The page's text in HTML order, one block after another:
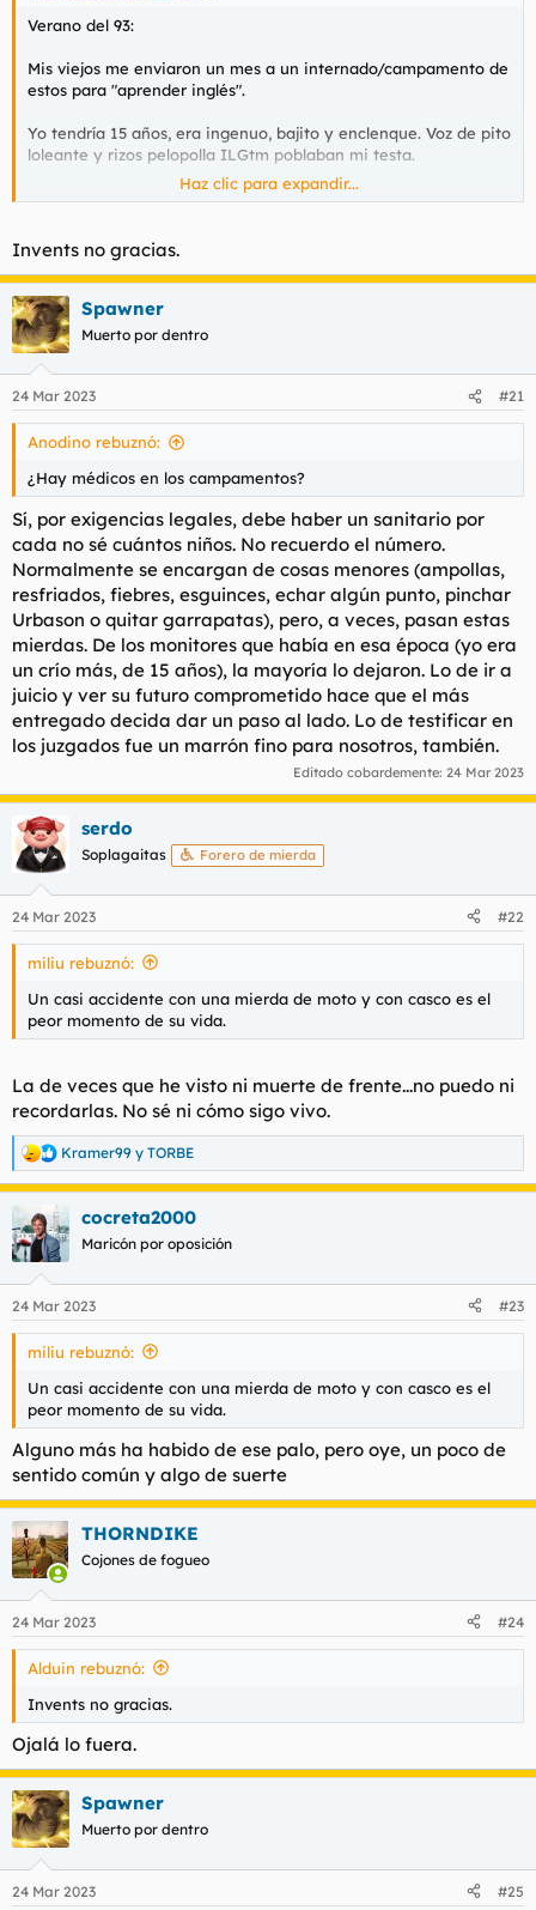
Verano del 93:
Mis viejos me enviaron un mes a un internado/campamento de
estos para "aprender inglés".
Yo tendría 15 años, era ingenuo, bajito y enclenque. Voz de pito
loleante y rizos pelopolla ILGtm poblaban mi testa.
El TARGET PERFECTO para bullies.
Los dormitorios eran individuales y se distribuían a lo largo de
un pasillo con infinidad de sucesivas puertas para cada
respectivo aposento.
Una noche, no podría decir a qué hora de la madrugada,
despierto porque percibo movimientos furtivos en el pasillo,
risitas contenidas y carrerillas de aquí para allá rondando mi
puerta.
Eran muchos.
Continuará....
Haz clic para expandir...
Invents no gracias.
Spawner
Muerto por dentro
24 Mar 2023 #21
Anodino rebuznó:
¿Hay médicos en los campamentos?
Sí, por exigencias legales, debe haber un sanitario por
cada no sé cuántos niños. No recuerdo el número.
Normalmente se encargan de cosas menores (ampollas,
resfriados, fiebres, esguinces, echar algún punto, pinchar
Urbason o quitar garrapatas), pero, a veces, pasan estas
mierdas. De los monitores que había en esa época (yo era
un crío más, de 15 años), la mayoría lo dejaron. Lo de ir a
juicio y ver su futuro comprometido hace que el más
entregado decida dar un paso al lado. Lo de testificar en
los juzgados fue un marrón fino para nosotros, también.
Editado cobardemente: 24 Mar 2023
serdo
Soplagaitas Forero de mierda
24 Mar 2023 #22
miliu rebuznó:
Un casi accidente con una mierda de moto y con casco es el
peor momento de su vida.
La de veces que he visto ni muerte de frente...no puedo ni
recordarlas. No sé ni cómo sigo vivo.
R
e
a
c
c
i
e
s
Kramer99 y TORBE
cocreta2000
Maricón por oposición
24 Mar 2023 #23
miliu rebuznó:
Un casi accidente con una mierda de moto y con casco es el
peor momento de su vida.
Alguno más ha habido de ese palo, pero oye, un poco de
sentido común y algo de suerte
THORNDIKE
Cojones de fogueo
24 Mar 2023 #24
Alduin rebuznó:
Invents no gracias.
Ojalá lo fuera.
Spawner
Muerto por dentro
24 Mar 2023 #25